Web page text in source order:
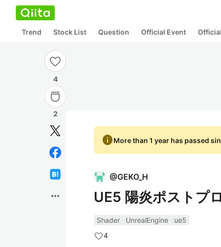
Trend Stock List Question Official Event
4
2
more_horiz
infoMore than 1 year has passed
@GEKO_H
UE5 陽炎ポストプ
Shader UnrealEngine
ue5
4